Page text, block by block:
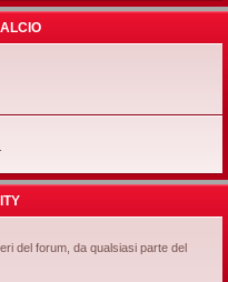
del forum, da qualsiasi parte del